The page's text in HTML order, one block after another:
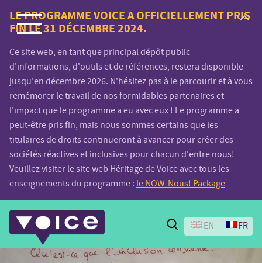
Voice.Global
website
LE PROGRAMME VOICE A OFFICIELLEMENT PRIS
FIN LE 31 DÉCEMBRE 2024.
Ce site web, en tant que principal dépôt public
d'informations, d'outils et de références, restera disponible
jusqu'en décembre 2026. N'hésitez pas à le parcourir et à vous
remémorer le travail de nos formidables partenaires et
l'impact que le programme a eu avec eux ! Le programme a
peut-être pris fin, mais nous sommes certains que les
titulaires de droits continueront à avancer pour créer des
sociétés réactives et inclusives pour chacun d'entre nous!
Veuillez visiter le site web Héritage de Voice avec tous les
enseignements du programme : le NOW-Nous! Package
Search
EN FR